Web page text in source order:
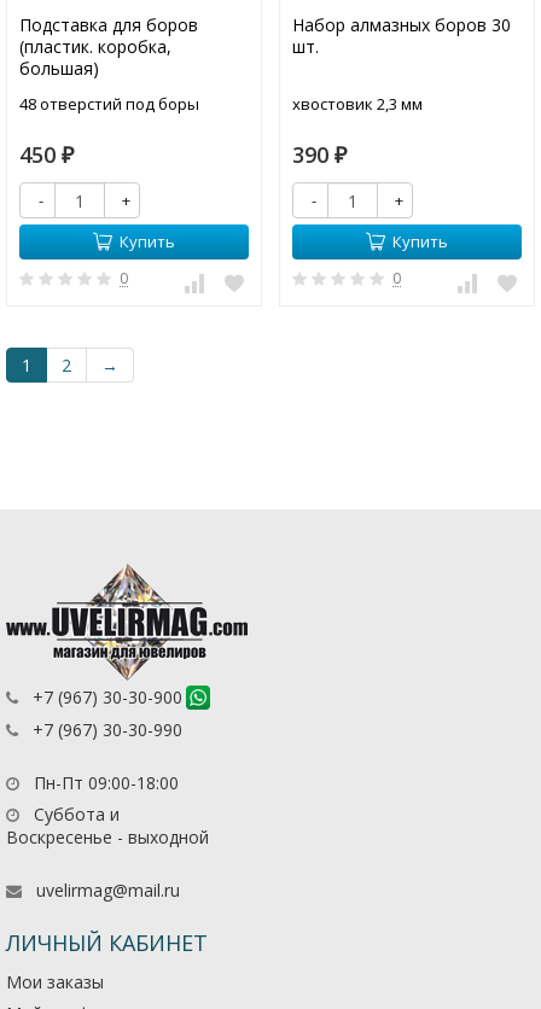
Подставка для боров
(пластик. коробка,
большая)
48 отверстий под боры
450 ₽
-
+
Купить
0
Набор алмазных боров 30
шт.
хвостовик 2,3 мм
390 ₽
-
+
Купить
0
1 2 →
+7 (967) 30-30-900
+7 (967) 30-30-990
Пн-Пт 09:00-18:00
Суббота и
Воскресенье - выходной
uvelirmag@mail.ru
ЛИЧНЫЙ КАБИНЕТ
Мои заказы